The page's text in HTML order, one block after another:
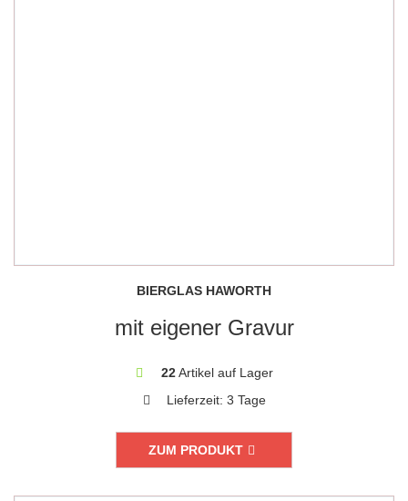
BIERGLAS HAWORTH
mit eigener Gravur
22Artikel auf Lager
Lieferzeit: 3 Tage
ZUM PRODUKT